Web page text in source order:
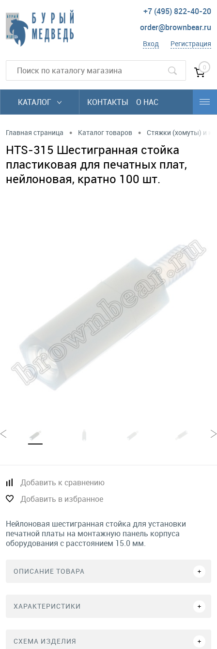
+7 (495) 822-40-20
order@brownbear.ru
Вход Регистрация
0
КАТАЛОГ КОНТАКТЫ О НАС
Главная страница • Каталог товаров • Стяжки (хомуты) и
HTS-315 Шестигранная стойка
пластиковая для печатных плат,
нейлоновая, кратно 100 шт.
Добавить к сравнению
Добавить в избранное
Нейлоновая шестигранная стойка для установки
печатной платы на монтажную панель корпуса
оборудования с расстоянием 15.0 мм.
ОПИСАНИЕ ТОВАРА
ХАРАКТЕРИСТИКИ
СХЕМА ИЗДЕЛИЯ